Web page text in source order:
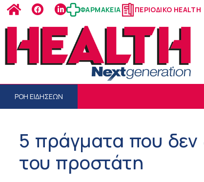
ΦΑΡΜΑΚΕΙΑ ΠΕΡΙΟΔΙΚΟ HEALTH
ΡΟΗ ΕΙΔΗΣΕΩΝ
5 πράγματα που δεν
του προστάτη